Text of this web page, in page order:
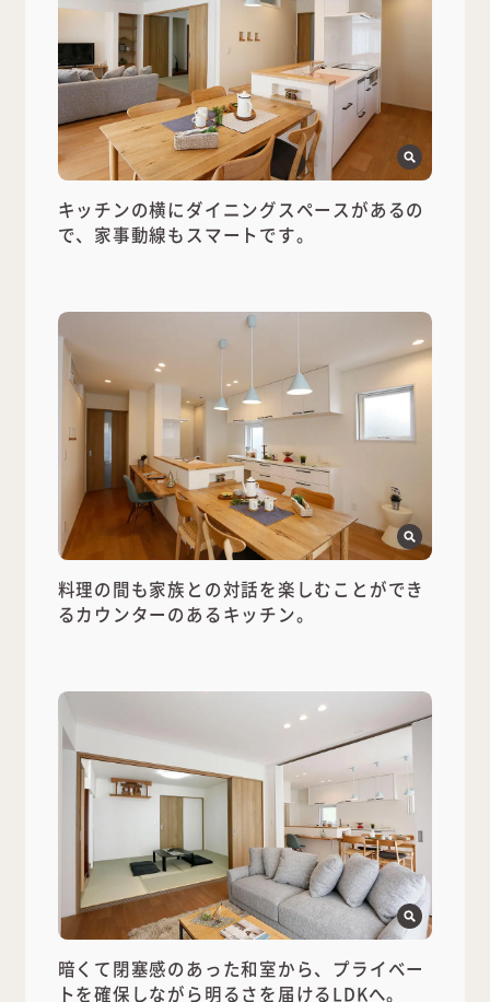
キッチンの横にダイニングスペースがあるの
で、家事動線もスマートです。
料理の間も家族との対話を楽しむことができ
るカウンターのあるキッチン。
暗くて閉塞感のあった和室から、プライベー
トを確保しながら明るさを届けるLDKへ。